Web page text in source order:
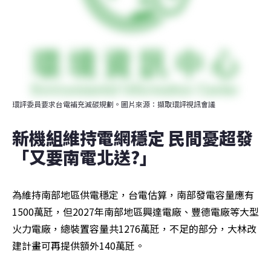
環評委員要求台電補充減碳規劃。圖片來源：擷取環評視訊會議
新機組維持電網穩定 民間憂超發
「又要南電北送?」
為維持南部地區供電穩定，台電估算，南部發電容量應有
1500萬瓩，但2027年南部地區興達電廠、豐德電廠等大型
火力電廠，總裝置容量共1276萬瓩，不足的部分，大林改
建計畫可再提供額外140萬瓩。